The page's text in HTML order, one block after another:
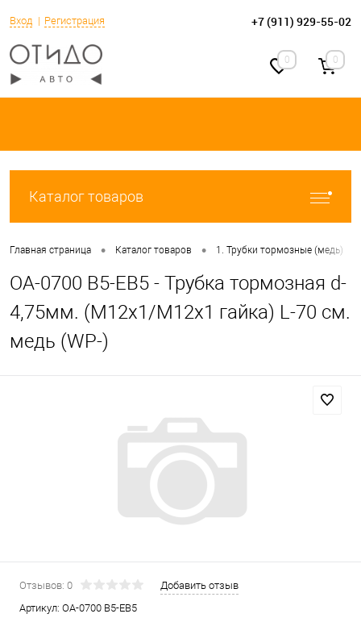
Вход Регистрация +7 (911) 929-55-02
0 0
Каталог товаров
Главная страница • Каталог товаров • 1. Трубки тормозные (медь)
OA-0700 B5-EB5 - Трубка тормозная d-
4,75мм. (М12х1/М12х1 гайка) L-70 см.
медь (WP-)
Отзывов: 0
Добавить отзыв
Артикул: OA-0700 B5-EB5